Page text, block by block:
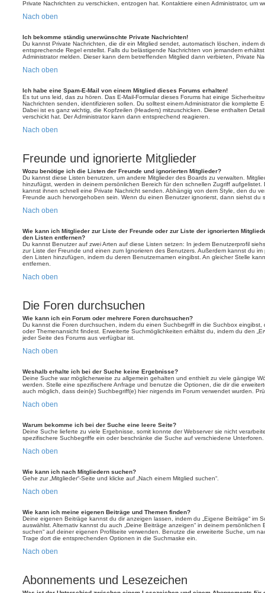
Private Nachrichten zu verschicken, entzogen hat. Kontaktiere einen Administrator, um
Nach oben
Ich bekomme ständig unerwünschte Private Nachrichten!
Du kannst Private Nachrichten, die dir ein Mitglied sendet, automatisch löschen, indem
entsprechende Regel erstellst. Falls du belästigende Nachrichten von jemandem
Administrator melden. Dieser kann dem betreffenden Mitglied dann verbieten, Private
Nach oben
Ich habe eine Spam-E-Mail von einem Mitglied dieses Forums erhalten!
Es tut uns leid, das zu hören. Das E-Mail-Formular dieses Forums hat einige
Nachrichten senden, identifizieren sollen. Du solltest einem Administrator die komplette
Dabei ist es ganz wichtig, die Kopfzeilen (Headers) mitzuschicken. Diese enthalten
verschickt hat. Der Administrator kann dann entsprechend reagieren.
Nach oben
Freunde und ignorierte Mitglieder
Wozu benötige ich die Listen der Freunde und ignorierten Mitglieder?
Du kannst diese Listen benutzen, um andere Mitglieder des Boards zu verwalten.
hinzufügst, werden in deinem persönlichen Bereich für den schnellen Zugriff
kannst ihnen schnell eine Private Nachricht senden. Abhängig von dem Style, den du
Freunde auch hervorgehoben sein. Wenn du einen Benutzer ignorierst, dann siehst du
Nach oben
Wie kann ich Mitglieder zur Liste der Freunde oder zur Liste der ignorierten
den Listen entfernen?
Du kannst Benutzer auf zwei Arten auf diese Listen setzen: In jedem Benutzerprofil
zur Liste der Freunde und einen zum Ignorieren des Benutzers. Außerdem kannst du
den Listen hinzufügen, indem du deren Benutzernamen eingibst. An gleicher Stelle
entfernen.
Nach oben
Die Foren durchsuchen
Wie kann ich ein Forum oder mehrere Foren durchsuchen?
Du kannst die Foren durchsuchen, indem du einen Suchbegriff in die Suchbox eingibst,
oder Themenansicht findest. Erweiterte Suchmöglichkeiten erhältst du, indem du den
jeder Seite des Forums aus verfügbar ist.
Nach oben
Weshalb erhalte ich bei der Suche keine Ergebnisse?
Deine Suche war möglicherweise zu allgemein gehalten und enthielt zu viele gängige
werden. Stelle eine spezifischere Anfrage und benutze die Optionen, die dir die
auch möglich, dass dein(e) Suchbegriff(e) hier nirgends im Forum verwendet wurden.
Nach oben
Warum bekomme ich bei der Suche eine leere Seite?
Deine Suche lieferte zu viele Ergebnisse, somit konnte der Webserver sie nicht
spezifischere Suchbegriffe ein oder beschränke die Suche auf verschiedene Unterforen.
Nach oben
Wie kann ich nach Mitgliedern suchen?
Gehe zur „Mitglieder“-Seite und klicke auf „Nach einem Mitglied suchen“.
Nach oben
Wie kann ich meine eigenen Beiträge und Themen finden?
Deine eigenen Beiträge kannst du dir anzeigen lassen, indem du „Eigene Beiträge“ im
auswählst. Alternativ kannst du auch „Deine Beiträge anzeigen“ in deinem persönlichen
suchen“ auf deiner eigenen Profilseite verwenden. Benutze die erweiterte Suche, um
Trage dort die entsprechenden Optionen in die Suchmaske ein.
Nach oben
Abonnements und Lesezeichen